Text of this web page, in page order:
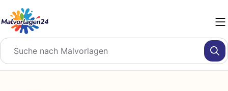
Inhalt
springen